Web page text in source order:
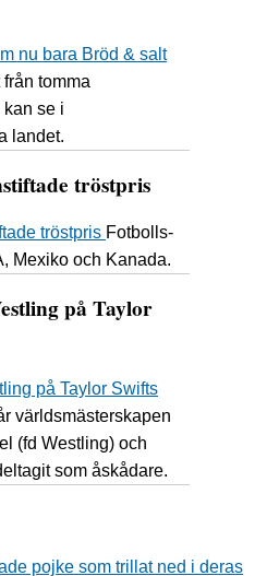
nu bara Bröd & salt
tomma
kan se i
landet.
tröstpris
tröstpris Fotbolls-
Mexiko och Kanada.
på Taylor
på Taylor Swifts
världsmästerskapen
(fd Westling) och
som åskådare.
pojke som trillat ned i deras